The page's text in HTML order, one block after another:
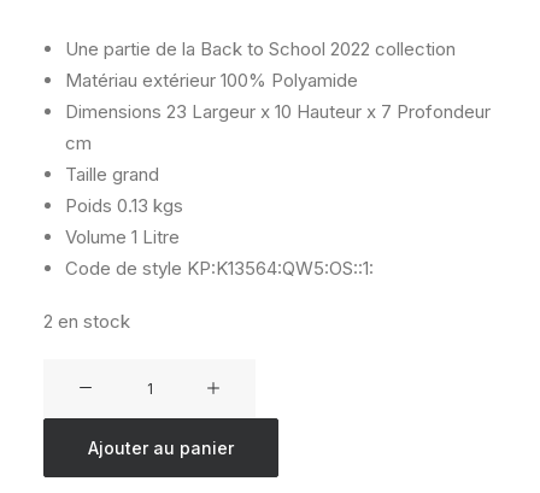
Une partie de la Back to School 2022 collection
Matériau extérieur 100% Polyamide
Dimensions 23 Largeur x 10 Hauteur x 7 Profondeur
cm
Taille grand
Poids 0.13 kgs
Volume 1 Litre
Code de style KP:K13564:QW5:OS::1:
2 en stock
GITROY
Ajouter au panier